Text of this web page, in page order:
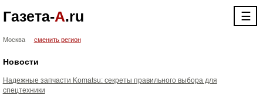
Газета-А.ru ☰
Москва сменить регион
Новости
Надежные запчасти Komatsu: секреты правильного выбора для
спецтехники